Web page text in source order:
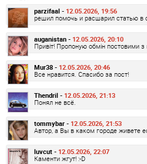
parzifaal - 12.05.2026, 19:56
решил помочь и расшарил статью в
auganistan - 12.05.2026, 20:10
Привіт! Пропоную обмін постовими
Mur38 - 12.05.2026, 20:46
Все нравится. Спасибо за пост!
Thendril - 12.05.2026, 21:13
Понял не всё.
tommybar - 12.05.2026, 21:53
Автор, а Вы в каком городе живете
luvcut - 12.05.2026, 22:07
Каменти жгут! :-D